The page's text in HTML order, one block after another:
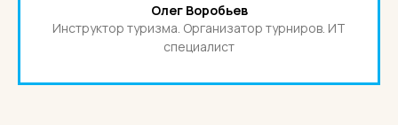
Олег Воробьев
Инструктор туризма. Организатор турниров. ИТ
специалист